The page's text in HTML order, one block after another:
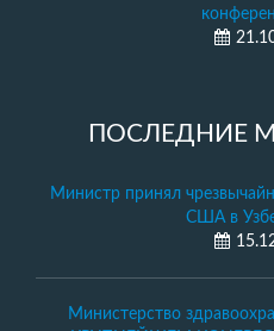
ПОСЛЕДНИЕ
Министр принял
США в
Министерство